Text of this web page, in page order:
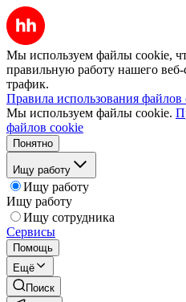
Мы используем файлы cookie,
правильную работу нашего веб-
трафик.
Правила использования файлов
Мы используем файлы cookie.
файлов cookie
Понятно
Ищу работу
Ищу работу
Ищу работу
Ищу сотрудника
Сервисы
Помощь
Ещё
Поиск